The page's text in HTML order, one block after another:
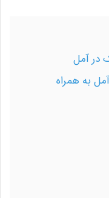
در آمل
به همراه